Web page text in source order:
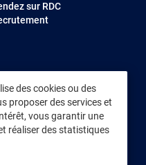
sur RDC
des cookies ou des
proposer des services et
vous garantir une
réaliser des statistiques